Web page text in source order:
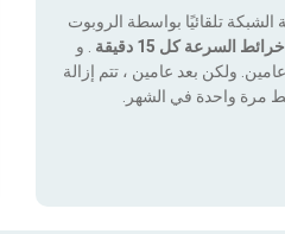
تلقائيًا بواسطة الروبوت
السرعة كل 15 دقيقة
. و
ولكن بعد عامين ، تتم إزالة
مرة واحدة في الشهر.